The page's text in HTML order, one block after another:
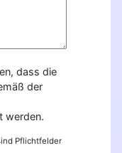
dass die
der
werden.
Pflichtfelder